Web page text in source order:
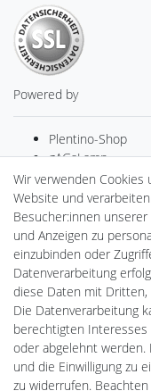
Powered by
Plentino-Shop
gAGaLamp
Drohnenstore24
MeinUSB
Batteriespeicher
PlentiSolar
Gebrauchtlicht
Ledkauf
DEYESOLAR
Lightech Connect
CardanLight
FORTIMO LEDs
Cardanlight-Shop
Wallbox24
Wir verwenden Cookies
Website und
Besucher:innen unserer
und Anzeigen zu
einzubinden oder
Datenverarbeitung
diese Daten mit
Die Datenverarbeitung
berechtigten
oder abgelehnt werden.
und die Einwilligung zu
zu widerrufen.